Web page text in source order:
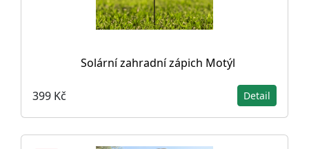
Solární zahradní zápich Motýl
399 Kč Detail